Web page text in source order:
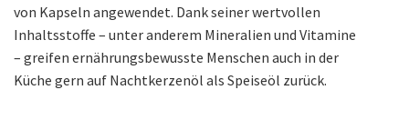
von Kapseln angewendet. Dank seiner wertvollen
Inhaltsstoffe – unter anderem Mineralien und Vitamine
– greifen ernährungsbewusste Menschen auch in der
Küche gern auf Nachtkerzenöl als Speiseöl zurück.